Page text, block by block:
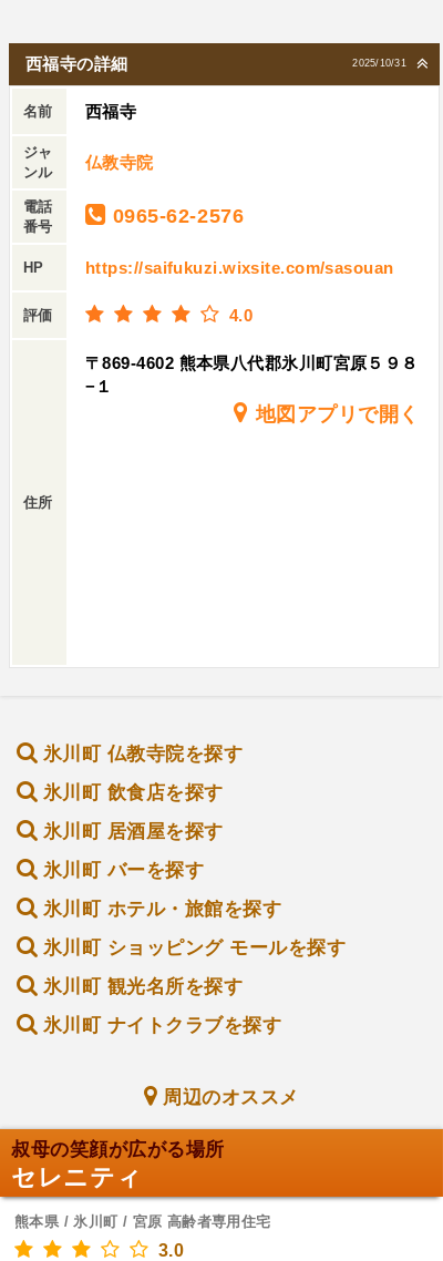
2025/10/31
西福寺の詳細
名前 西福寺
ジャ
ンル
仏教寺院
電話
番号
0965-62-2576
HP https://saifukuzi.wixsite.com/sasouan
評価 4.0
住所
〒869-4602 熊本県八代郡氷川町宮原５９８
−１
地図アプリで開く
氷川町 仏教寺院を探す
氷川町 飲食店を探す
氷川町 居酒屋を探す
氷川町 バーを探す
氷川町 ホテル・旅館を探す
氷川町 ショッピング モールを探す
氷川町 観光名所を探す
氷川町 ナイトクラブを探す
周辺のオススメ
叔母の笑顔が広がる場所
セレニティ
熊本県 / 氷川町 / 宮原 高齢者専用住宅
3.0